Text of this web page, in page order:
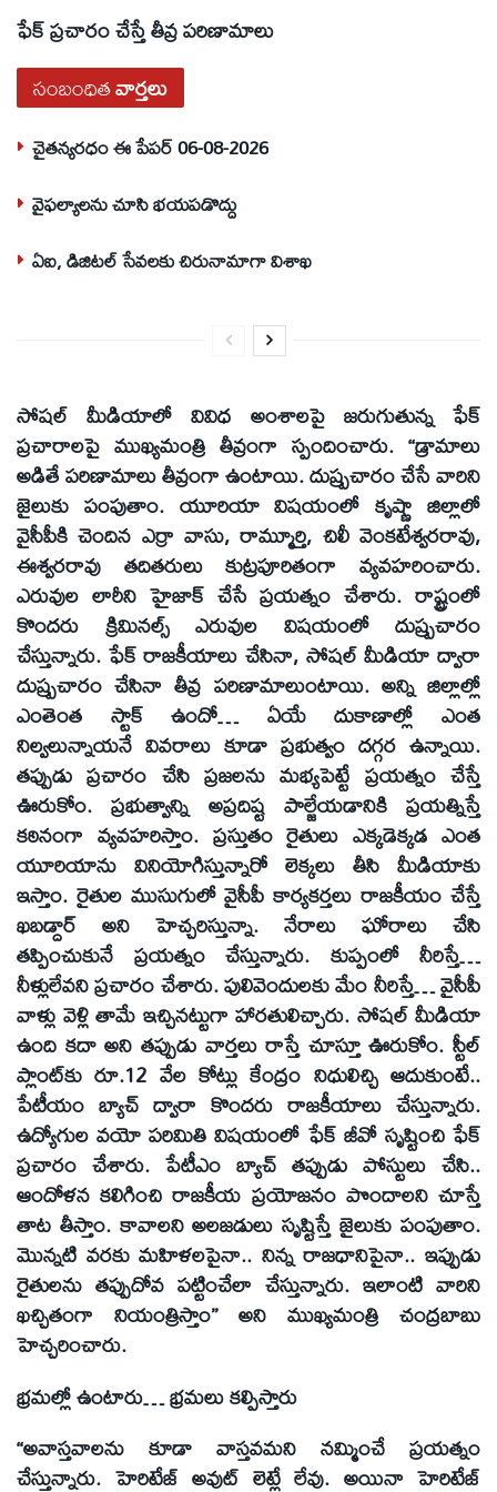
ఫేక్‌ ప్రచారం చేస్తే తీవ్ర పరిణామాలు
సంబంధితవార్తలు
చైతన్యరధం ఈ పేపర్ 06-08-2026
వైఫల్యాలను చూసి భయపడొద్దు
ఏఐ, డిజిటల్ సేవలకు చిరునామాగా విశాఖ
సోషల్‌ మీడియాలో వివిధ అంశాలపై జరుగుతున్న ఫేక్‌
ప్రచారాలపై ముఖ్యమంత్రి తీవ్రంగా స్పందించారు. ‘‘డ్రామాలు
అడితే పరిణామాలు తీవ్రంగా ఉంటాయి. దుష్ప్రచారం చేసే వారిని
జైలుకు పంపుతాం. యూరియా విషయంలో కృష్ణా జిల్లాలో
వైసీపీకి చెందిన ఎర్రా వాసు, రామ్మూర్తి, చిలీ వెంకటేశ్వరరావు,
ఈశ్వరరావు తదితరులు కుట్రపూరితంగా వ్యవహరించారు.
ఎరువుల లారీని హైజాక్‌ చేసే ప్రయత్నం చేశారు. రాష్ట్రంలో
కొందరు క్రిమినల్స్‌ ఎరువుల విషయంలో దుష్ప్రచారం
చేస్తున్నారు. ఫేక్‌ రాజకీయాలు చేసినా, సోషల్‌ మీడియా ద్వారా
దుష్ప్రచారం చేసినా తీవ్ర పరిణామాలుంటాయి. అన్ని జిల్లాల్లో
ఎంతెంత స్టాక్‌ ఉందో… ఏయే దుకాణాల్లో ఎంత
నిల్వలున్నాయనే వివరాలు కూడా ప్రభుత్వం దగ్గర ఉన్నాయి.
తప్పుడు ప్రచారం చేసి ప్రజలను మభ్యపెట్టే ప్రయత్నం చేస్తే
ఊరుకోం. ప్రభుత్వాన్ని అప్రదిష్ట పాల్జేయడానికి ప్రయత్నిస్తే
కఠినంగా వ్యవహరిస్తాం. ప్రస్తుతం రైతులు ఎక్కడెక్కడ ఎంత
యూరియాను వినియోగిస్తున్నారో లెక్కలు తీసి మీడియాకు
ఇస్తాం. రైతుల ముసుగులో వైసీపీ కార్యకర్తలు రాజకీయం చేస్తే
ఖబడ్దార్‌ అని హెచ్చరిస్తున్నా. నేరాలు ఘోరాలు చేసి
తప్పించుకునే ప్రయత్నం చేస్తున్నారు. కుప్పంలో నీరిస్తే…
నీళ్లులేవని ప్రచారం చేశారు. పులివెందులకు మేం నీరిస్తే… వైసీపీ
వాళ్లు వెళ్లి తామే ఇచ్చినట్టుగా హారతులిచ్చారు. సోషల్‌ మీడియా
ఉంది కదా అని తప్పుడు వార్తలు రాస్తే చూస్తూ ఊరుకోం. స్టీల్‌
ప్లాంట్‌కు రూ.12 వేల కోట్లు కేంద్రం నిధులిచ్చి ఆదుకుంటే..
పేటీయం బ్యాచ్‌ ద్వారా కొందరు రాజకీయాలు చేస్తున్నారు.
ఉద్యోగుల వయో పరిమితి విషయంలో ఫేక్‌ జీవో సృష్టించి ఫేక్‌
ప్రచారం చేశారు. పేటీఎం బ్యాచ్‌ తప్పుడు పోస్టులు చేసి..
ఆందోళన కలిగించి రాజకీయ ప్రయోజనం పొందాలని చూస్తే
తాట తీస్తాం. కావాలని అలజడులు సృష్టిస్తే జైలుకు పంపుతాం.
మొన్నటి వరకు మహిళలపైనా.. నిన్న రాజధానిపైనా.. ఇప్పుడు
రైతులను తప్పుదోవ పట్టించేలా చేస్తున్నారు. ఇలాంటి వారిని
ఖచ్చితంగా నియంత్రిస్తాం’’ అని ముఖ్యమంత్రి చంద్రబాబు
హెచ్చరించారు.
భ్రమల్లో ఉంటారు… భ్రమలు కల్పిస్తారు
‘‘అవాస్తవాలను కూడా వాస్తవమని నమ్మించే ప్రయత్నం
చేస్తున్నారు. హెరిటేజ్‌ అవుట్‌ లెట్లే లేవు. అయినా హెరిటేజ్‌